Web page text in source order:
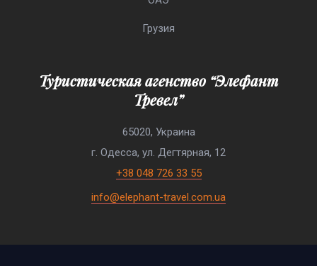
Грузия
Туристическая агенство “Элефант
Тревел”
65020, Украина
г. Одесса, ул. Дегтярная, 12
+38 048 726 33 55
info@elephant-travel.com.ua